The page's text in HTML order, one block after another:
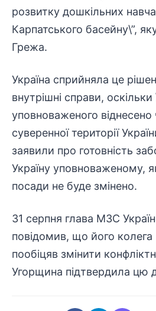
розвитку дошкільних
Карпатського басейну\”,
Грежа.
Україна сприйняла це
внутрішні справи, оскільки
уповноваженого віднесено
суверенної території
заявили про готовність
Україну уповноваженому,
посади не буде змінено.
31 серпня глава МЗС
повідомив, що його колега
пообіцяв змінити
Угорщина підтвердила цю